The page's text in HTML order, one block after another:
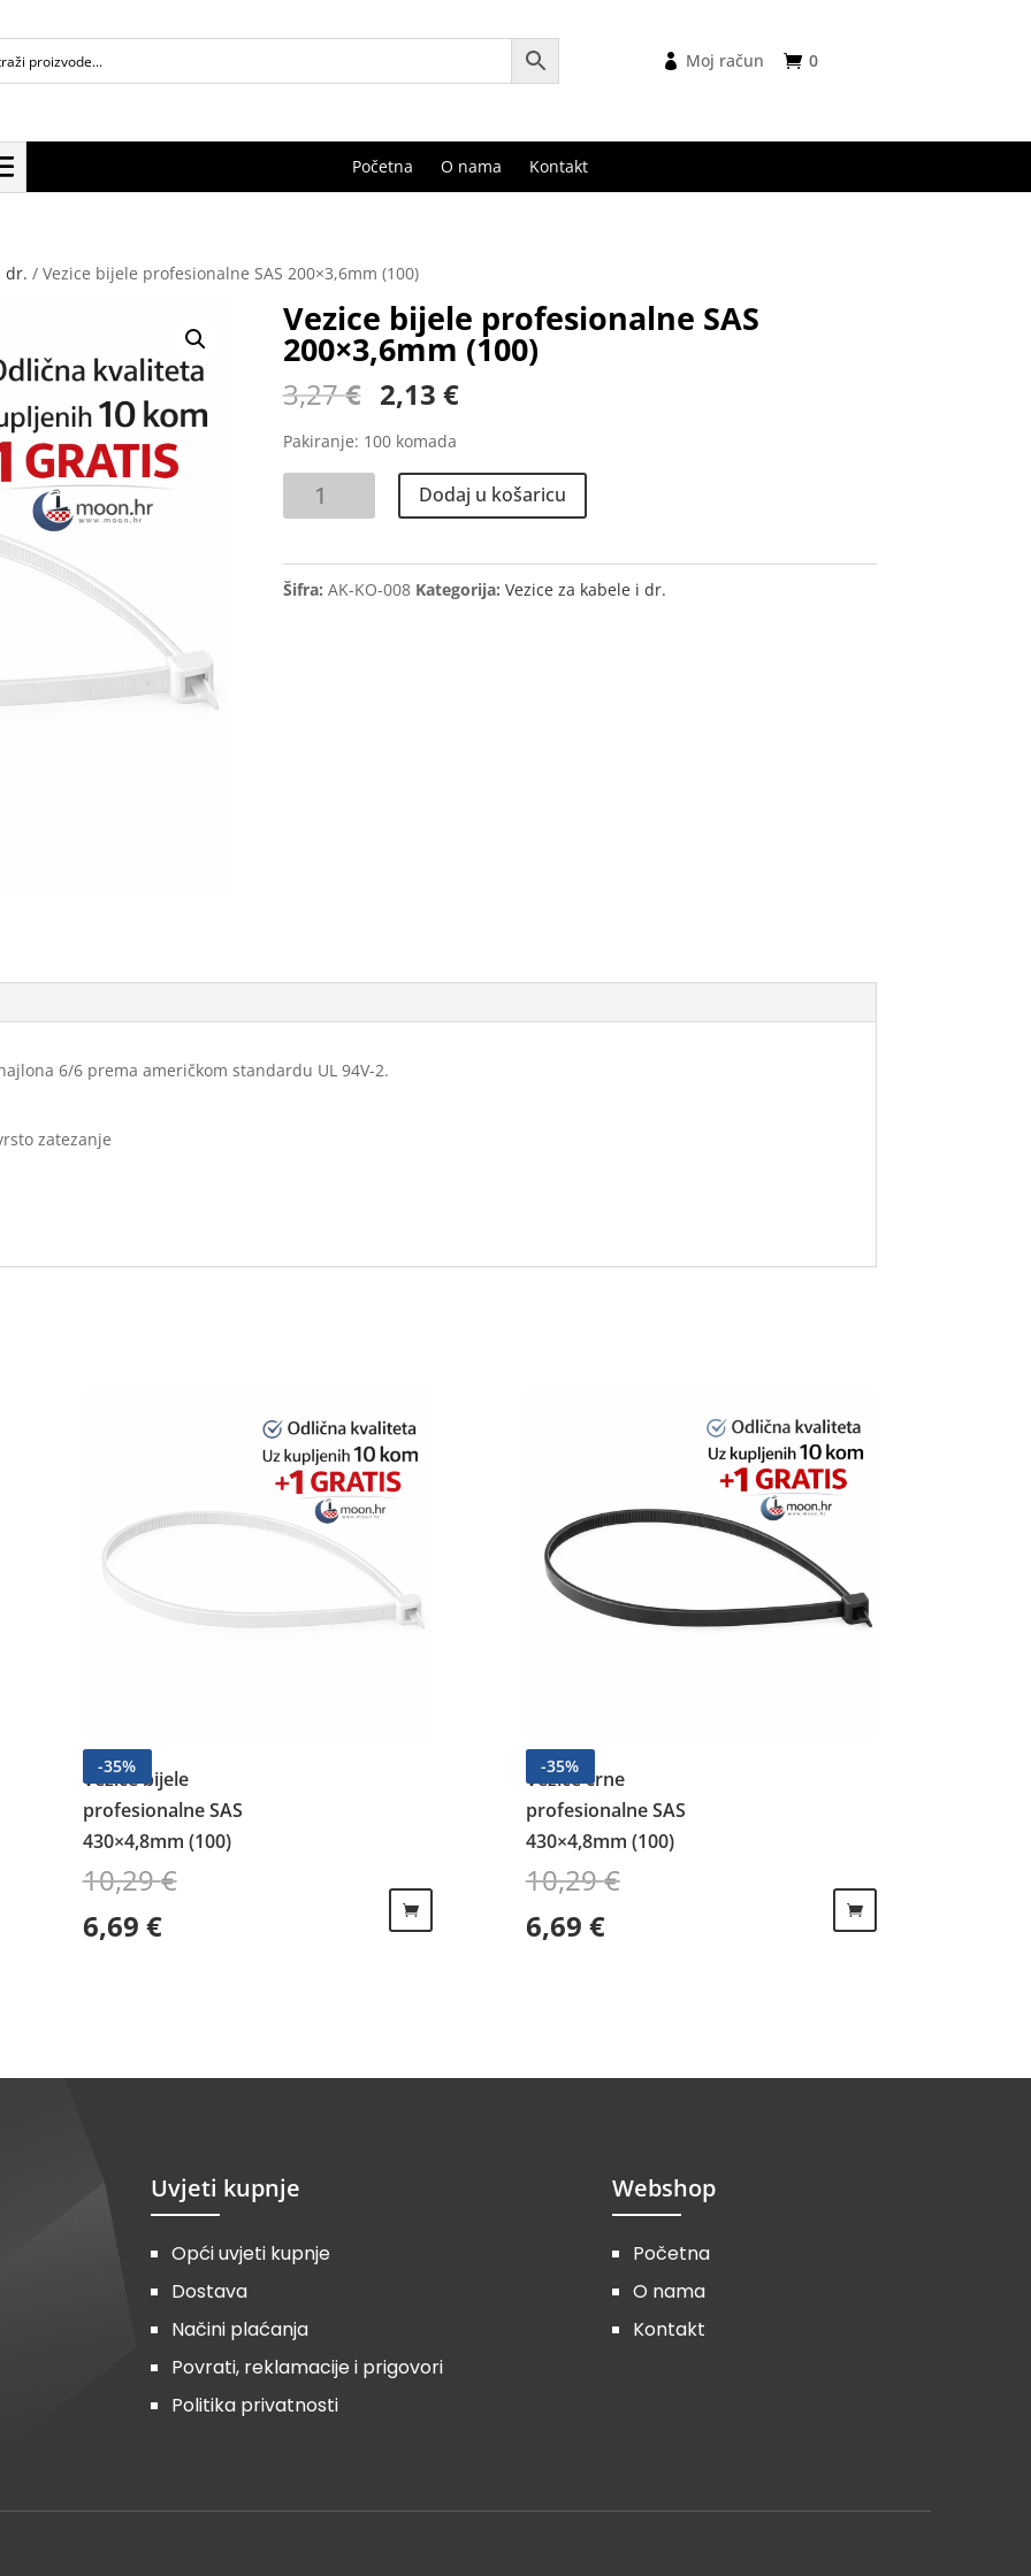
0
Moj račun
Početna O nama Kontakt
dr. / Vezice bijele profesionalne SAS 200×3,6mm (100)
Vezice bijele profesionalne SAS
200×3,6mm (100)
3,27€ Izvorna
cijena
bila
je:
3,27 €.
2,13 €Trenutna
2,13 €.
Pakiranje: 100 komada
Vezice
bijele
SAS
200x3,6mm
Dodaj u košaricu
Šifra: AK-KO-008 Kategorija: Vezice za kabele i dr.
6/6 prema američkom standardu UL 94V-2.
zatezanje
-35%
Vezice bijele
profesionalne SAS
430×4,8mm (100)
10,29€
Izvorna cijena bila je: 10,29 €.
6,69 €Trenutna cijena je: 6,69 €.
-35%
Vezice crne
profesionalne SAS
430×4,8mm (100)
10,29€
Izvorna cijena bila je: 10,29 €.
6,69 €Trenutna cijena je: 6,69 €.
Uvjeti kupnje
Opći uvjeti kupnje
Dostava
Načini plaćanja
Povrati, reklamacije i prigovori
Politika privatnosti
Webshop
Početna
O nama
Kontakt